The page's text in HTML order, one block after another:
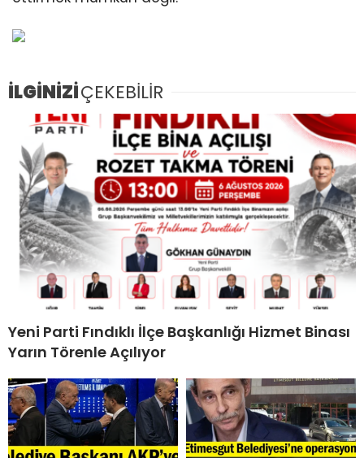
İLGİNİZİÇEKEBİLİR
Yeni Parti Fındıklı İlçe Başkanlığı Hizmet Binası
Yarın Törenle Açılıyor